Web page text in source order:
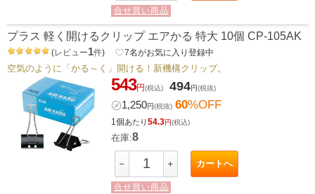
合せ買い商品
プラス 軽く開けるクリップ エアかる 特大 10個 CP-105AK
(レビュー1件) favorite_border7名がお気に入り登録中
空気のように「かる～く」開ける！新機構クリップ。
543円(税込) 494円(税抜)
㋱1,250円(税抜) 60%OFF
1個あたり54.3円(税込)
在庫:8
－ ＋ カートへ
合せ買い商品